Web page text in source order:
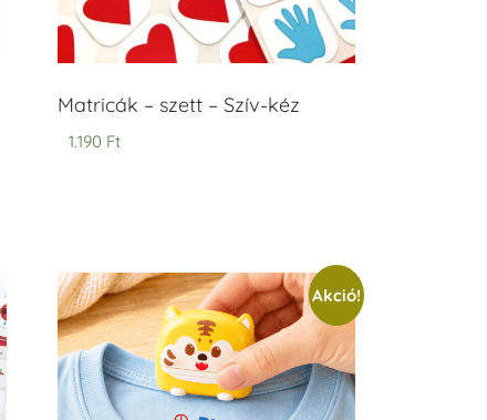
Matricák – szett – Szív-kéz
1.190 Ft
Akció!